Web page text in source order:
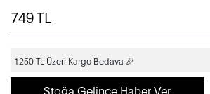
749TL
1250 TL Üzeri Kargo Bedava 🎉
Stoğa Gelince Haber Ver